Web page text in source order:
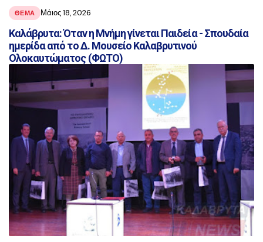
ΘΕΜΑ Μάιος 18, 2026
Καλάβρυτα: Όταν η Μνήμη γίνεται Παιδεία - Σπουδαία
ημερίδα από το Δ. Μουσείο Καλαβρυτινού
Ολοκαυτώματος (ΦΩΤΟ)